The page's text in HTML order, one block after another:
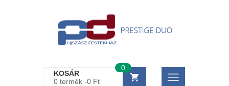
KOSÁR
0 termék -0 Ft
0